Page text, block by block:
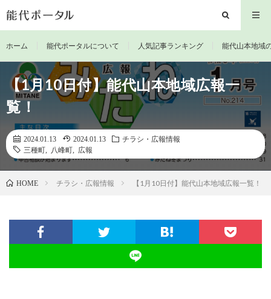
ホーム 能代ポータルについて 人気記事ランキング 能代山本地域
【1月10日付】能代山本地域広報一
覧！
2024.01.13 2024.01.13
チラシ・広報情報
三種町
八峰町 広報
HOME チラシ・広報情報 【1月10日付】能代山本地域広報一覧！